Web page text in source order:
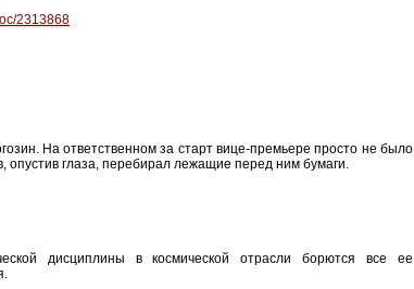
2313868
На ответственном за старт вице-премьере просто не было
опустив глаза, перебирал лежащие перед ним бумаги.
дисциплины в космической отрасли борются все ее